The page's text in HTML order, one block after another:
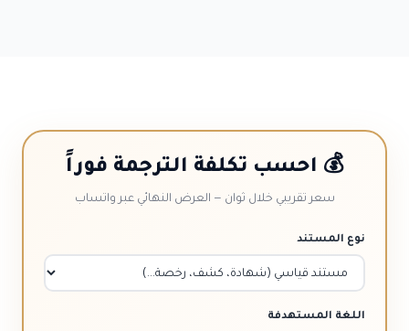
💰 احسب تكلفة الترجمة فوراً
سعر تقريبي خلال ثوان — العرض النهائي عبر واتساب
نوع المستند
اللغة المستهدفة